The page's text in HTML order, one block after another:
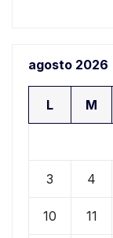
agosto 2026
L M
3 4
10 11